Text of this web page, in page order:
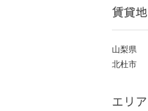
賃貸
山梨県
北杜市
エリア